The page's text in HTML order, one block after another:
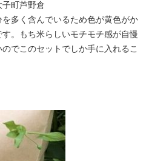
町芦野倉
多く含んでいるため色が黄色がか
。もち米らしいモチモチ感が自慢
でこのセットでしか手に入れるこ